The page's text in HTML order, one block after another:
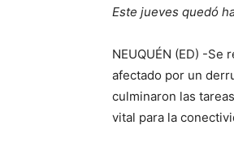
Este jueves quedó
NEUQUÉN (ED) -
afectado por un
culminaron las
vital para la